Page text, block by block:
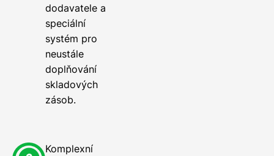
dodavatele a
speciální
systém pro
neustále
doplňování
skladových
zásob.
Komplexní